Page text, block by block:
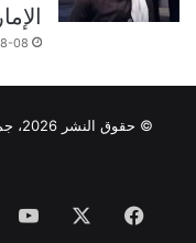
08
© حقوق النشر 2026، جميع الحقوق محفوظة |
فيسبوك